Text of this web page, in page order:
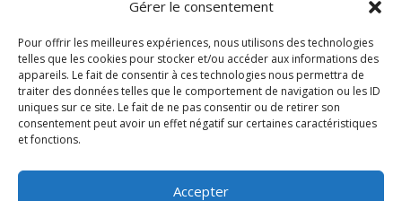
Gérer le consentement
Pour offrir les meilleures expériences, nous utilisons des technologies
telles que les cookies pour stocker et/ou accéder aux informations des
appareils. Le fait de consentir à ces technologies nous permettra de
traiter des données telles que le comportement de navigation ou les ID
uniques sur ce site. Le fait de ne pas consentir ou de retirer son
consentement peut avoir un effet négatif sur certaines caractéristiques
et fonctions.
Accepter
Nos conseils
Nos services